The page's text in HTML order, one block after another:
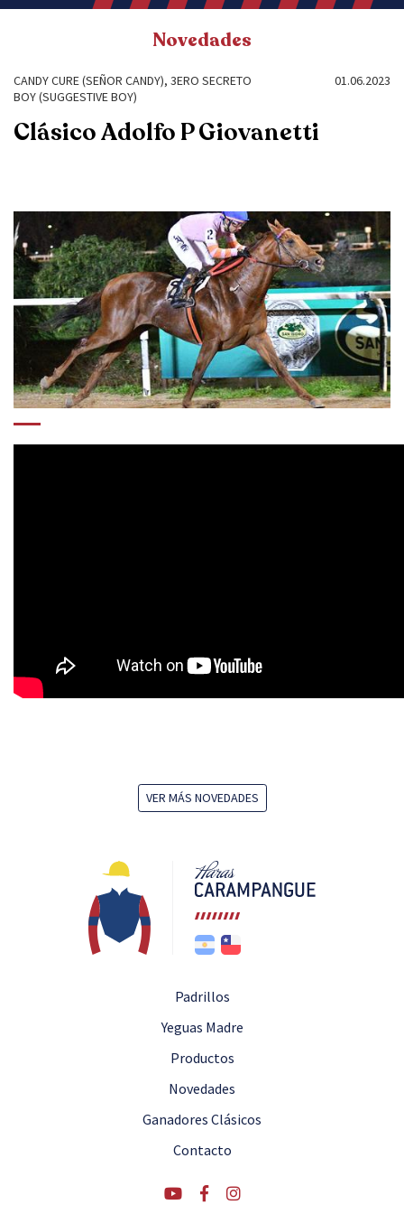
Novedades
CANDY CURE (SEÑOR CANDY), 3ERO SECRETO
BOY (SUGGESTIVE BOY)
01.06.2023
Clásico Adolfo P Giovanetti
VER MÁS NOVEDADES
Padrillos
Yeguas Madre
Productos
Novedades
Ganadores Clásicos
Contacto